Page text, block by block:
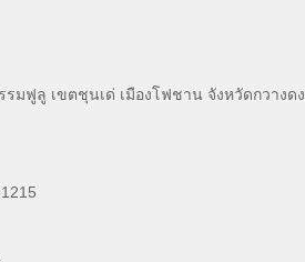
มฟูลู เขตชุนเด่ เมืองโฟชาน จังหวัดกวางดง